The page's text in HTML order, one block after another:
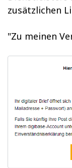
zusätzlichen
"Zu meinen